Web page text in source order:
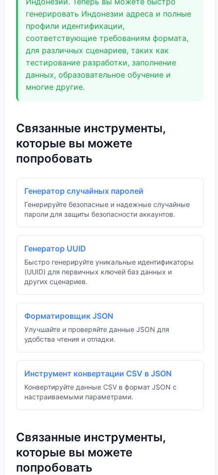
генерировать Индонезии адреса и полные
профили идентификации,
соответствующие требованиям формата,
для различных сценариев, таких как
тестирование разработки, заполнение
данных, образовательное обучение и
многие другие.
Связанные инструменты,
которые вы можете
попробовать
Генератор случайных паролей
Генерируйте безопасные и надежные случайные
пароли для защиты безопасности аккаунтов.
Генератор UUID
Быстро генерируйте уникальные идентификаторы
(UUID) для первичных ключей баз данных и
других сценариев.
Форматировщик JSON
Улучшайте и проверяйте данные JSON для
удобства чтения и отладки.
Инструмент конвертации CSV в JSON
Конвертируйте данные CSV в формат JSON с
настраиваемыми параметрами.
Связанные инструменты,
которые вы можете
попробовать